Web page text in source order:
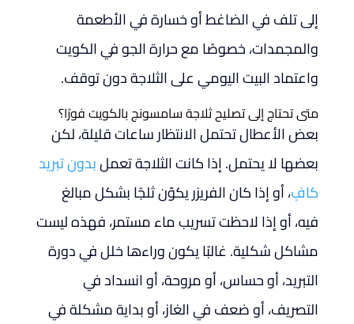
إلى تلف في الضاغط أو خسارة في الأطعمة
والمجمدات، خصوصًا مع حرارة الجو في الكويت
واعتماد البيت اليومي على الثلاجة دون توقف.
متى تحتاج إلى تصليح ثلاجة سامسونج بالكويت فورًا؟
بعض الأعطال تحتمل الانتظار ساعات قليلة، لكن
بعضها لا يحتمل. إذا كانت الثلاجة تعملبدون تبريد
كافٍ، أو إذا كان الفريزر يكوّن ثلجًا بشكل مبالغ
فيه، أو إذا لاحظت تسريب ماء مستمر، فهذه ليست
مشاكل شكلية. غالبًا يكون وراءها خلل في دورة
التبريد، أو حساس، أو مروحة، أو انسداد في
التصريف، أو ضعف في الغاز، أو بداية مشكلة في